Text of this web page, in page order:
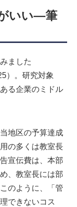
いい―筆
ました
）。研究対象
る企業のミドル
地区の予算達成
の多くは教室長
宣伝費は、本部
、教室長には部
のように、「管
できないコス